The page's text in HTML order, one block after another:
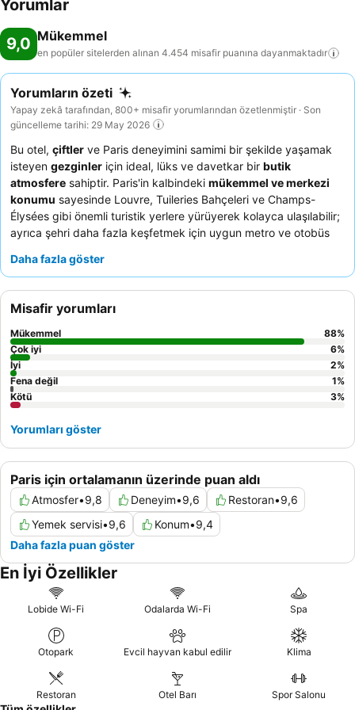
Yorumlar
9,0 Mükemmel
en popüler sitelerden alınan 4.454 misafir puanına dayanmaktadır
Yorumların özeti
Yapay zekâ tarafından, 800+ misafir yorumlarından özetlenmiştir · Son
güncelleme tarihi: 29 May 2026
Bu otel, çiftler ve Paris deneyimini samimi bir şekilde yaşamak
isteyen gezginler için ideal, lüks ve davetkar bir butik
atmosfere sahiptir. Paris'in kalbindeki mükemmel ve merkezi
konumu sayesinde Louvre, Tuileries Bahçeleri ve Champs-
Élysées gibi önemli turistik yerlere yürüyerek kolayca ulaşılabilir;
ayrıca şehri daha fazla keşfetmek için uygun metro ve otobüs
kahvaltıve bünyesinde bir restoran sunarken, ücretsiz bir
sıcakkanlı, özenli ve kişiselleştirilmiş yaklaşımlarını vurgulayarak
istisnai personel ve hizmeti
Gerçekten dinlendirici bir konaklama için, daha sakin bir ortam
sunan bahçe manzaralı bir oda talep etmeyi düşünebilirsiniz.
Daha fazla göster
Paris için ortalamanın üzerinde puan aldı
Atmosfer•9,8 Deneyim•9,6 Restoran•9,6
Yemek servisi•9,6 Konum•9,4
Daha fazla puan göster
Misafir yorumları
Mükemmel 88%
Çok iyi
6%
İyi
2%
Fena değil
1%
Kötü
3%
Yorumları göster
En İyi Özellikler
Lobide Wi-Fi Odalarda Wi-Fi Spa
Otopark Evcil hayvan kabul edilir Klima
Restoran Otel Barı Spor Salonu